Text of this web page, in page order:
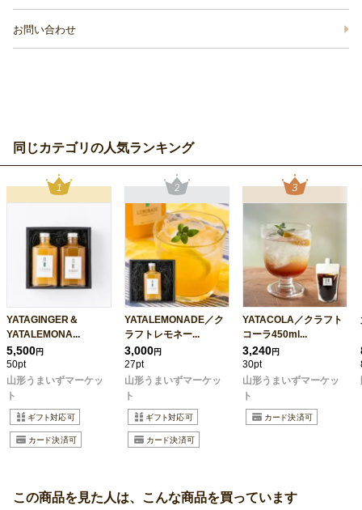
お問い合わせ
同じカテゴリの人気ランキング
YATAGINGER＆
YATALEMONA...
5,500円
50pt
山形うまいずマーケッ
ト
YATALEMONADE／ク
ラフトレモネー...
3,000円
27pt
山形うまいずマーケッ
ト
YATACOLA／クラフト
コーラ450ml...
3,240円
30pt
山形うまいずマーケッ
ト
この商品を見た人は、こんな商品を買っています